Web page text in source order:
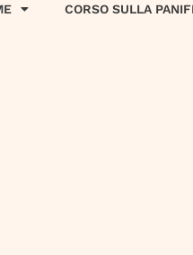
CORSO SULLA